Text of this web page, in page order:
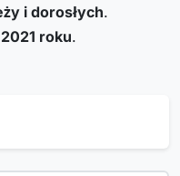
i dorosłych.
2021 roku.